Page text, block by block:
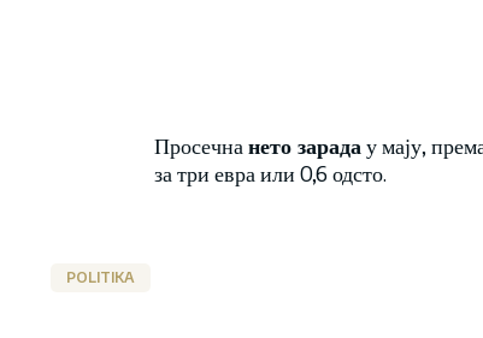
Просечна нето зарада у мају,
за три евра или 0,6 одсто.
POLITIKA